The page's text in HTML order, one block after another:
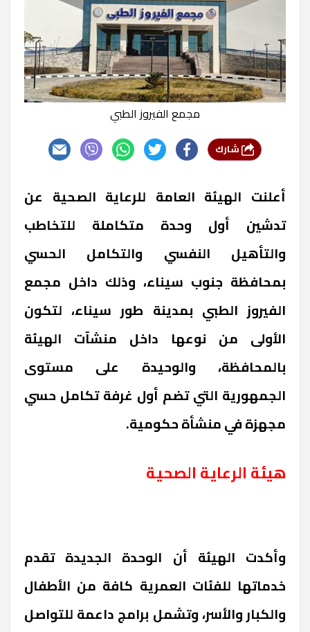
مجمع الفيروز الطبي
أعلنت الهيئة العامة للرعاية الصحية عن
تدشين أول وحدة متكاملة للتخاطب
والتأهيل النفسي والتكامل الحسي
بمحافظة جنوب سيناء، وذلك داخل مجمع
الفيروز الطبي بمدينة طور سيناء، لتكون
الأولى من نوعها داخل منشآت الهيئة
بالمحافظة، والوحيدة على مستوى
الجمهورية التي تضم أول غرفة تكامل حسي
مجهزة في منشأة حكومية.
هيئة الرعاية الصحية
وأكدت الهيئة أن الوحدة الجديدة تقدم
خدماتها للفئات العمرية كافة من الأطفال
والكبار والأسر، وتشمل برامج داعمة للتواصل